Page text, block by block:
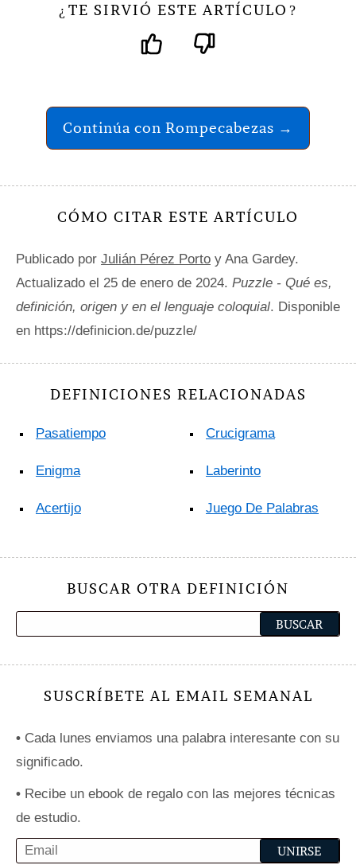
¿ TE SIRVIÓ ESTE ARTÍCULO ?
Continúa con Rompecabezas →
CÓMO CITAR ESTE ARTÍCULO
Publicado por Julián Pérez Porto y Ana Gardey.
Actualizado el 25 de enero de 2024. Puzzle - Qué es,
definición, origen y en el lenguaje coloquial. Disponible
en https://definicion.de/puzzle/
DEFINICIONES RELACIONADAS
Pasatiempo
Enigma
Acertijo
Crucigrama
Laberinto
Juego De Palabras
BUSCAR OTRA DEFINICIÓN
SUSCRÍBETE AL EMAIL SEMANAL
• Cada lunes enviamos una palabra interesante con su
significado.
• Recibe un ebook de regalo con las mejores técnicas
de estudio.